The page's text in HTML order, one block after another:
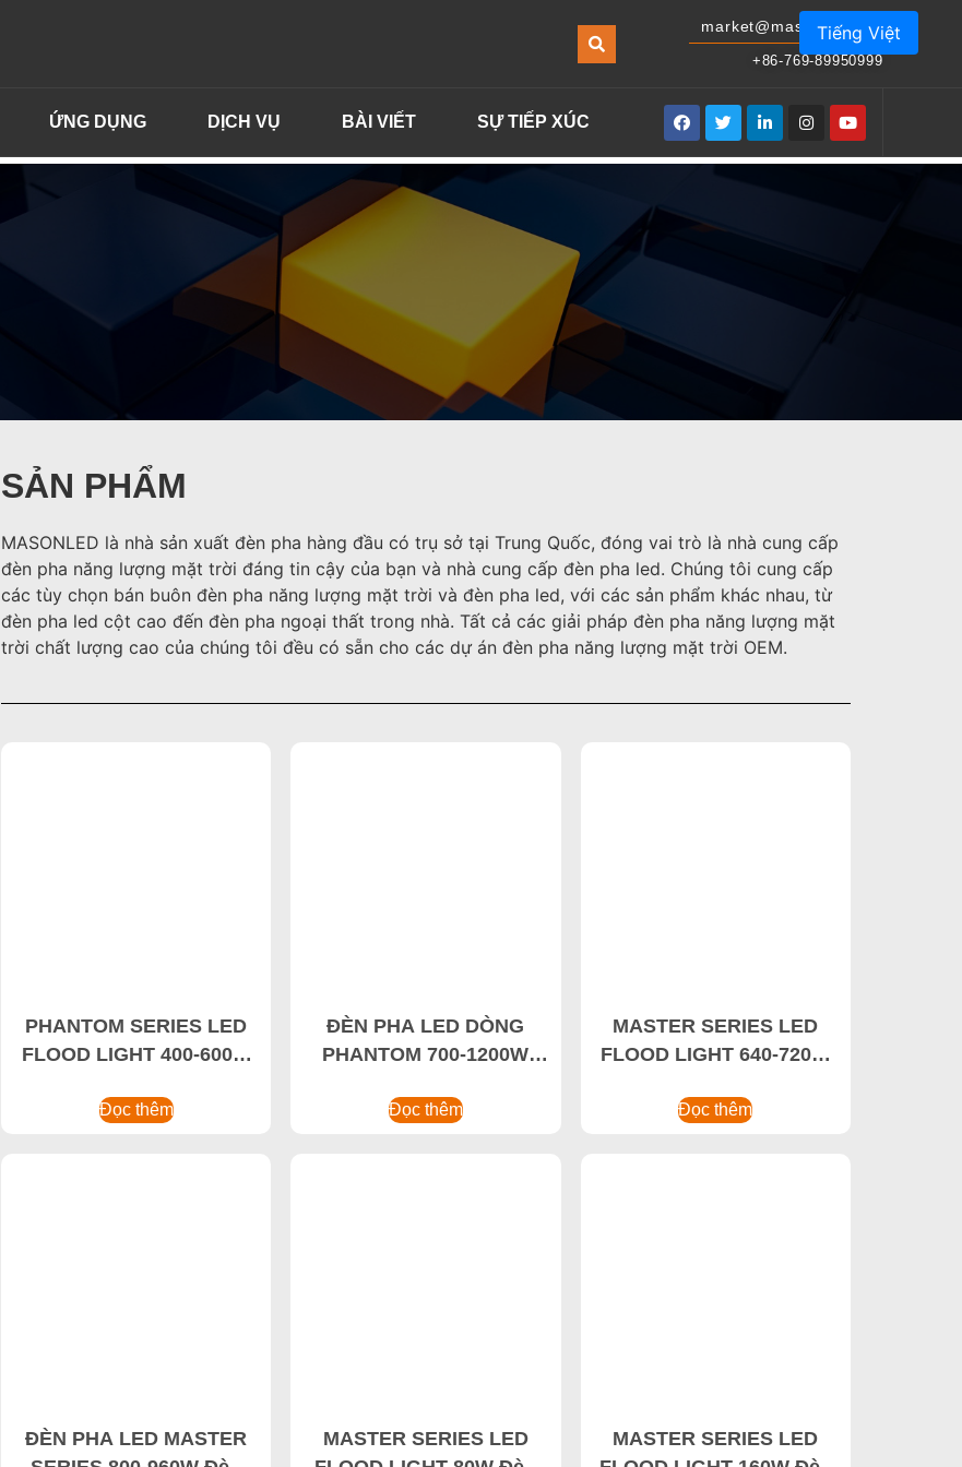
market@masonled.com
+86-769-89950999
ỨNG DỤNG DỊCH VỤ BÀI VIẾT SỰ TIẾP XÚC
SẢN PHẨM
MASONLED là nhà sản xuất đèn pha hàng đầu có trụ sở tại Trung Quốc, đóng vai trò là nhà cung cấp
đèn pha năng lượng mặt trời đáng tin cậy của bạn và nhà cung cấp đèn pha led. Chúng tôi cung cấp
các tùy chọn bán buôn đèn pha năng lượng mặt trời và đèn pha led, với các sản phẩm khác nhau, từ
đèn pha led cột cao đến đèn pha ngoại thất trong nhà. Tất cả các giải pháp đèn pha năng lượng mặt
trời chất lượng cao của chúng tôi đều có sẵn cho các dự án đèn pha năng lượng mặt trời OEM.
PHANTOM SERIES LED
FLOOD LIGHT 400-600W
Light,Sân vận động LED
Đọc thêm
ĐÈN PHA LED DÒNG
PHANTOM 700-1200W
cao, Đèn pha LED chống
Đọc thêm
MASTER SERIES LED
FLOOD LIGHT 640-720W
Light,Đèn LED High Bay
Đọc thêm
ĐÈN PHA LED MASTER
MASTER SERIES LED
MASTER SERIES LED
Tiếng Việt